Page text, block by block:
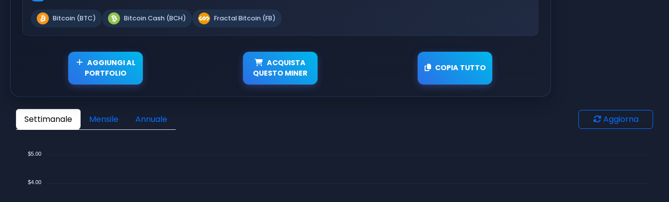
Bitcoin (BTC) Bitcoin Cash (BCH) Fractal Bitcoin (FB)
AGGIUNGI AL
PORTFOLIO
ACQUISTA
QUESTO MINER
COPIA TUTTO
Settimanale Mensile Annuale Aggiorna
$5.00
$4.00